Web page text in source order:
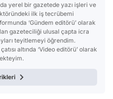
yerel bir gazetede yazı işleri ve
ilk iş tecrübemi
‘Gündem editörü’ olarak
gazeteciliği ulusal çapta icra
teyitlemeyi öğrendim.
altında ‘Video editörü’ olarak